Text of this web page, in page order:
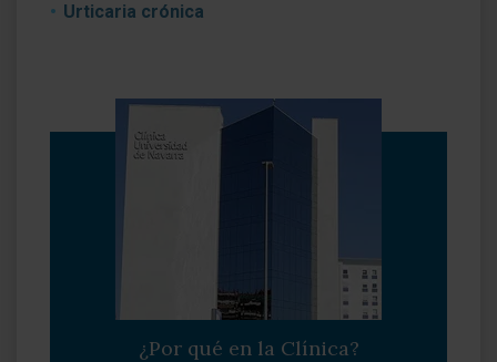
Urticaria crónica
¿Por qué en la Clínica?